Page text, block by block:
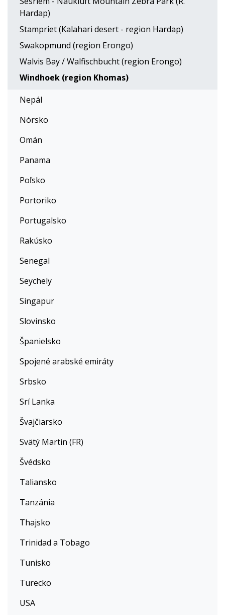
Hardap)
Stampriet (Kalahari desert - region Hardap)
Swakopmund (region Erongo)
Walvis Bay / Walfischbucht (region Erongo)
Windhoek (region Khomas)
Nepál
Nórsko
Omán
Panama
Poľsko
Portoriko
Portugalsko
Rakúsko
Senegal
Seychely
Singapur
Slovinsko
Španielsko
Spojené arabské emiráty
Srbsko
Srí Lanka
Švajčiarsko
Svätý Martin (FR)
Švédsko
Taliansko
Tanzánia
Thajsko
Trinidad a Tobago
Tunisko
Turecko
USA